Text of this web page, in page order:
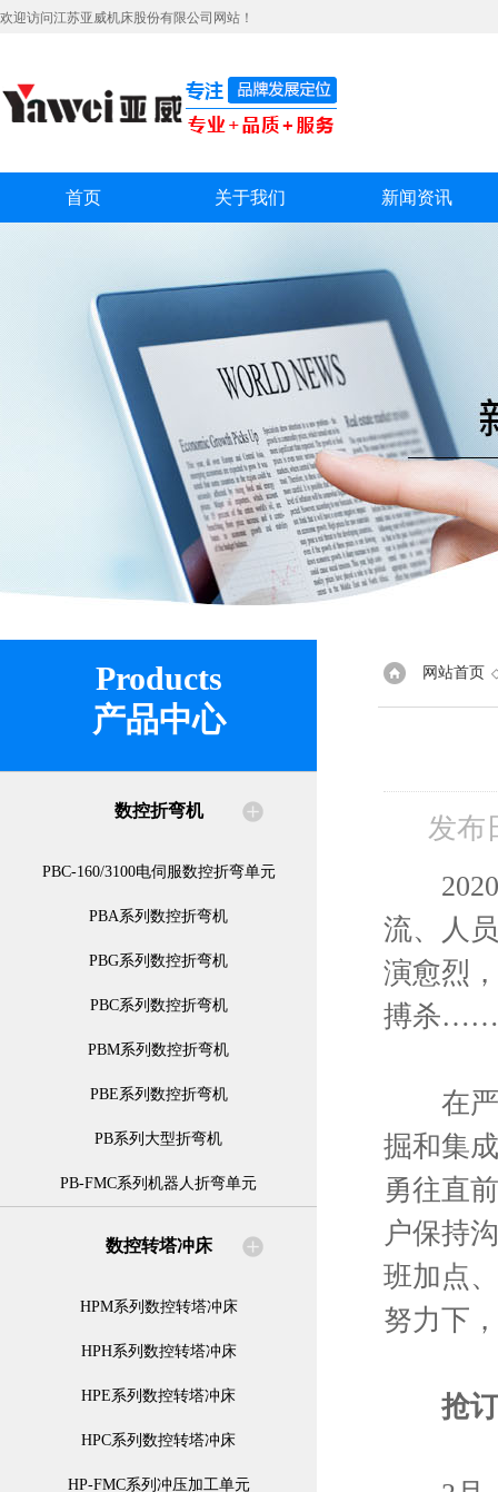
欢迎访问江苏亚威机床股份有限公司网站！
首页 关于我们 新闻资讯
Products
产品中心
数控折弯机
PBC-160/3100电伺服数控折弯单元
PBA系列数控折弯机
PBG系列数控折弯机
PBC系列数控折弯机
PBM系列数控折弯机
PBE系列数控折弯机
PB系列大型折弯机
PB-FMC系列机器人折弯单元
数控转塔冲床
HPM系列数控转塔冲床
HPH系列数控转塔冲床
HPE系列数控转塔冲床
HPC系列数控转塔冲床
HP-FMC系列冲压加工单元
网站首页
发布
2020
流、人
演愈烈
搏杀……
在严
掘和集
勇往直
户保持
班加点
努力下
抢